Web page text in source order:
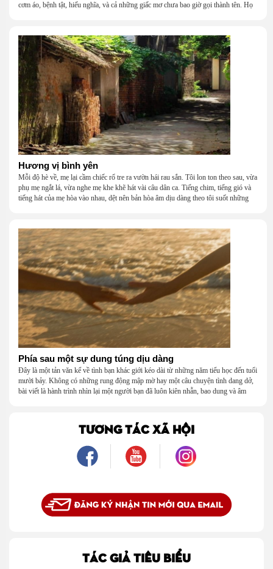
cơm áo, bệnh tật, hiếu nghĩa, và cả những giấc mơ chưa bao giờ gọi thành tên. Họ
một mái nhà bằng lòng thương, bằng sự nhẫn nại và một niềm tin cũ kỹ rằng: dẫu
nghèo đến đâu, cũng còn có nhau để quay về.
Hương vị bình yên
Mỗi độ hè về, mẹ lại cầm chiếc rổ tre ra vườn hái rau sắn. Tôi lon ton theo sau, vừa
phụ mẹ ngắt lá, vừa nghe mẹ khe khẽ hát vài câu dân ca. Tiếng chim, tiếng gió và
tiếng hát của mẹ hòa vào nhau, dệt nên bản hòa âm dịu dàng theo tôi suốt những
Phía sau một sự dung túng dịu dàng
Đây là một tản văn kể về tình bạn khác giới kéo dài từ những năm tiểu học đến tuổi
mười bảy. Không có những rung động mập mờ hay một câu chuyện tình dang dở,
bài viết là hành trình nhìn lại một người bạn đã luôn kiên nhẫn, bao dung và âm
là một mối tình, mà là một người luôn cho tôi quyền được là chính mình.
TƯƠNG TÁC XÃ HỘI
TÁC GIẢ TIÊU BIỂU